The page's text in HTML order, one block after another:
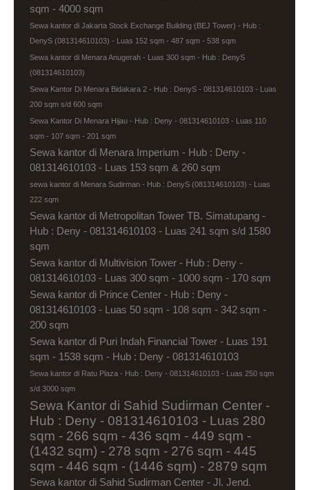
sqm - 4000 sqm
Sewa kantor di Jakarta Stock Exchange Building (BEJ Tower) - Hub :
DenyS (081314610103) - Luas 152 sqm - 487 sqm - 538 sqm
Sewa kantor di Menara Anugerah - Luas 300 sqm - Hub : DenyS
(081314610103)
Sewa Kantor Di Menara Bidakara 2 - Hub : DenyS - 081314610103 - Luas
200 sqm s/d 600 sqm
Sewa Kantor Di Menara Hijau - Hub : Deny - 081314610103 - Luas 110
sqm - 107 sqm - 201 sqm
Sewa kantor di Menara Imperium - Hub : Deny -
081314610103 - Luas 153 sqm & 260 sqm
sewa kantor di Menara Sudirman - Hub : DenyS (081314610103) - Luas
222 sqm
Sewa kantor di Metropolitan Tower TB. Simatupang -
Hub : Deny - 081314610103 - Luas 241 sqm s/d 1580
sqm
Sewa kantor di Multivision Tower - Hub : Deny -
081314610103 - Luas 300 sqm - 1000 sqm - 170 sqm
Sewa kantor di Prince Center - Hub : Deny -
081314610103 - Luas 50 sqm - 108 sqm - 342 sqm -
200 sqm
Sewa kantor di Puri Indah Financial Tower - Luas 191
sqm - 1538 sqm - Hub : Deny - 081314610103
Sewa kantor di Ratu Plaza - Hub : Deny - 081314610103 - Luas 250 sqm
s/d 3000 sqm
Sewa Kantor di Sahid Sudirman Center -
Hub : Deny - 081314610103 - Luas 280
sqm - 266 sqm - 436 sqm - 449 sqm -
(1432 sqm) - 278 sqm - 276 sqm - 445
sqm - 446 sqm - (1446 sqm) - 2879 sqm
Sewa kantor di Sahid Sudirman Center - Jl. Jend.